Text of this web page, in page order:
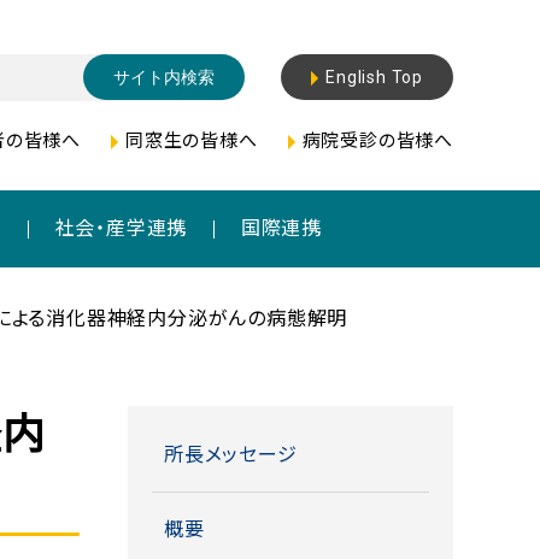
English Top
の皆様へ 同窓生の皆様へ 病院受診の皆様へ
社会・産学連携 国際連携
よる消化器神経内分泌がんの病態解明
所長メッセージ
概要